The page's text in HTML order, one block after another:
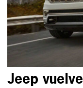
Jeep